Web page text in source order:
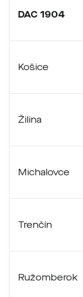
DAC 1904
Košice
Žilina
Michalovce
Trenčín
Ružomberok